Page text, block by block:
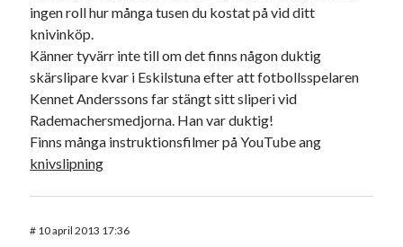
ingen roll hur många tusen du kostat på vid ditt
knivinköp.
Känner tyvärr inte till om det finns någon duktig
skärslipare kvar i Eskilstuna efter att fotbollsspelaren
Kennet Anderssons far stängt sitt sliperi vid
Rademachersmedjorna. Han var duktig!
Finns många instruktionsfilmer på YouTube ang
knivslipning
# 10 april 2013 17:36